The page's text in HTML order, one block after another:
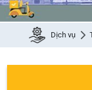
Dịch vụ